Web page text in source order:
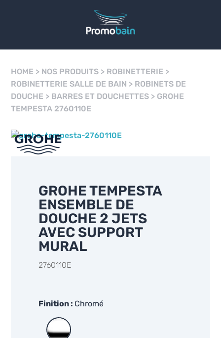
HOME > NOS PRODUITS > ROBINETTERIE >
ROBINETTERIE SALLE DE BAIN > ROBINETS DE
DOUCHE > BARRES ET DOUCHETTES > GROHE
TEMPESTA 2760110E
GROHE TEMPESTA
ENSEMBLE DE
DOUCHE 2 JETS
AVEC SUPPORT
MURAL
2760110E
Finition Chromé